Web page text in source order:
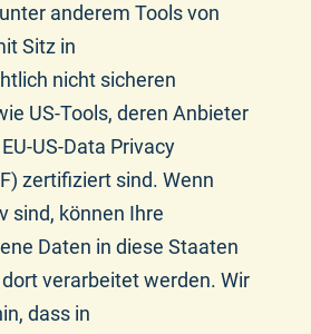
anderem Tools von
Sitz in
nicht sicheren
US-Tools, deren Anbieter
US-Data Privacy
zertifiziert sind. Wenn
sind, können Ihre
Daten in diese Staaten
verarbeitet werden. Wir
dass in